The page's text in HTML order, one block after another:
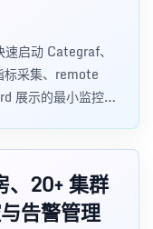
启动 Categraf、
采集、remote
展示的最小监控闭
、20+ 集群
告警管理